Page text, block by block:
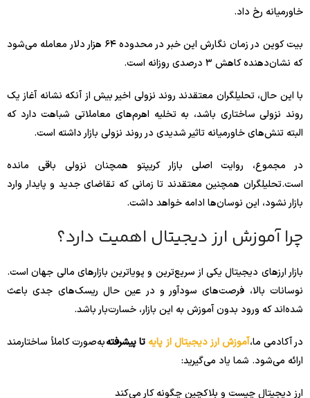
خاورمیانه رخ داد.
بیت‌ کوین در زمان نگارش این خبر در محدوده ۶۴ هزار دلار معامله می‌شود
که نشان‌دهنده کاهش ۳ درصدی روزانه است.
با این حال، تحلیلگران معتقدند روند نزولی اخیر بیش از آنکه نشانه آغاز یک
روند نزولی ساختاری باشد، به تخلیه اهرم‌های معاملاتی شباهت دارد که
البته تنش‌های خاورمیانه تاثیر شدیدی در روند نزولی بازار داشته است.
در مجموع، روایت اصلی بازار کریپتو همچنان نزولی باقی مانده
است.تحلیلگران همچنین معتقدند تا زمانی که تقاضای جدید و پایدار وارد
بازار نشود، این نوسان‌ها ادامه خواهد داشت.
چرا آموزش ارز دیجیتال اهمیت دارد؟
بازار ارزهای دیجیتال یکی از سریع‌ترین و پویاترین بازارهای مالی جهان است.
نوسانات بالا، فرصت‌های سودآور و در عین حال ریسک‌های جدی باعث
شده‌اند که ورود بدون آموزش به این بازار، خسارت‌بار باشد.
در آکادمی ما،آموزش ارز دیجیتال از پایه تا پیشرفتهبه‌صورت کاملاً ساختارمند
ارائه می‌شود. شما یاد می‌گیرید:
ارز دیجیتال چیست و بلاکچین چگونه کار می‌کند